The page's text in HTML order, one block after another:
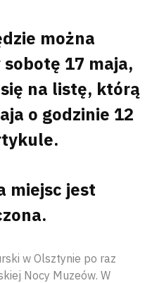
można
17 maja,
na listę, którą
o godzinie 12
miejsc jest
w Olsztynie po raz
Nocy Muzeów. W